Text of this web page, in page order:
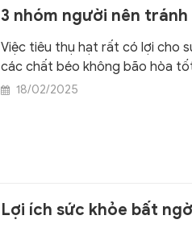
3 nhóm người nên tránh
Việc tiêu thụ hạt rất có lợi cho
các chất béo không bão hòa
18/02/2025
Lợi ích sức khỏe bất